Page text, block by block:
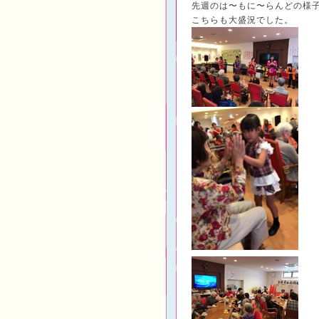
先週のは〜もに〜らんどの様
こちらも大盛況でした。